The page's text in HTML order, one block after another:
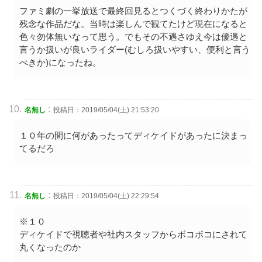
ファミ劇の一挙放送で最終回見るとつくづく終わりかたが
残念な作品だな。当時は楽しんで観てたけど現在になると
色々勿体無いなって思う。でもその不遇さゆえ今は優遇と
言うか扱いが良いライダー(むしろ扱いやすい、便利と言う
べきか)になったね。
名無し : 投稿日：2019/05/04(土) 21:53:20
１０年の間に何があったってディケイドがあったに決まっ
てるだろ
名無し : 投稿日：2019/05/04(土) 22:29:54
※１０
ディケイドで視聴者や社内スタッフからボコボコにされて
丸くなったのか